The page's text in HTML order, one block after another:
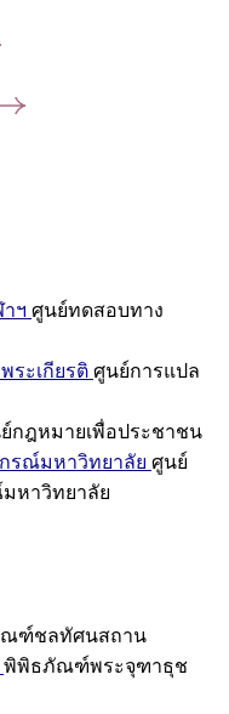
ฯ ศูนย์ทดสอบทาง
ระเกียรติ ศูนย์การแปล
กฎหมายเพื่อประชาชน
รณ์มหาวิทยาลัย ศูนย์
หาวิทยาลัย
ฑ์ชลทัศนสถาน
พิพิธภัณฑ์พระจุฑาธุช